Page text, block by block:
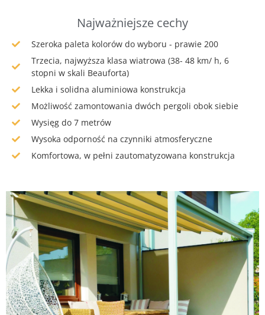
Najważniejsze cechy
Szeroka paleta kolorów do wyboru - prawie 200
Trzecia, najwyższa klasa wiatrowa (38- 48 km/ h, 6
stopni w skali Beauforta)
Lekka i solidna aluminiowa konstrukcja
Możliwość zamontowania dwóch pergoli obok siebie
Wysięg do 7 metrów
Wysoka odporność na czynniki atmosferyczne
Komfortowa, w pełni zautomatyzowana konstrukcja